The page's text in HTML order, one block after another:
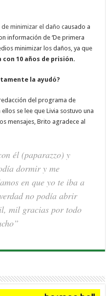
minimizar el daño causado a
información de ‘De primera
minimizar los daños, ya que
10 años de prisión.
la ayudó?
del programa de
ellos se lee que Livia sostuvo una
mensajes, Brito agradece al
él (paparazzo) y
dormir y me
en que yo te iba a
no podía abrir
mil gracias por todo